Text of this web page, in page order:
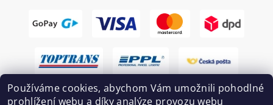
Používáme cookies, abychom Vám umožnili pohodlné
prohlížení webu a díky analýze provozu webu